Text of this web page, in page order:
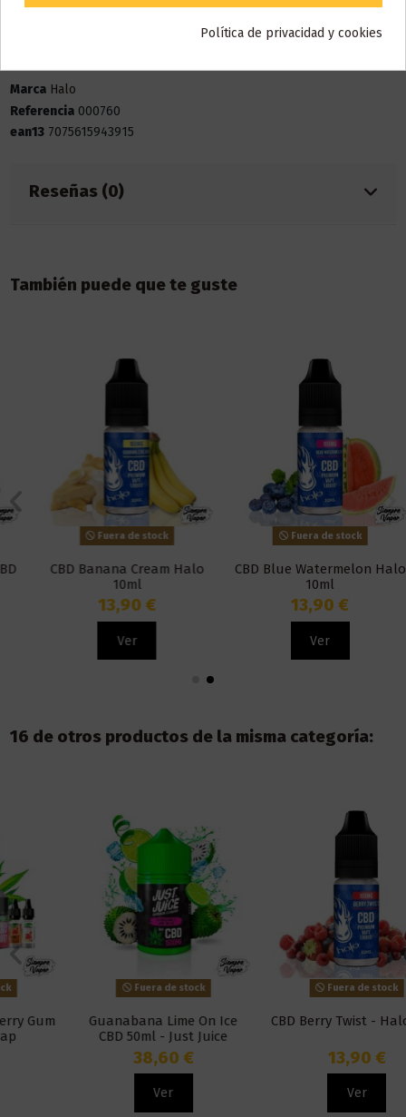
Bote 10 ml
50% VG / 50% PG
Marca Halo
Referencia 000760
ean13 7075615943915
Reseñas (0)
También puede que te guste
Fuera de stock
CBD Banana Cream Halo
10ml
13,90 €
Fuera de stock
CBD Blue Watermelon Halo
10ml
13,90 €
16 de otros productos de la misma categoría:
Fuera de stock
Guanabana Lime On Ice
CBD 50ml - Just Juice
38,60 €
Fuera de stock
CBD Berry Twist - Halo 10ml
13,90 €
Política de privacidad y cookies